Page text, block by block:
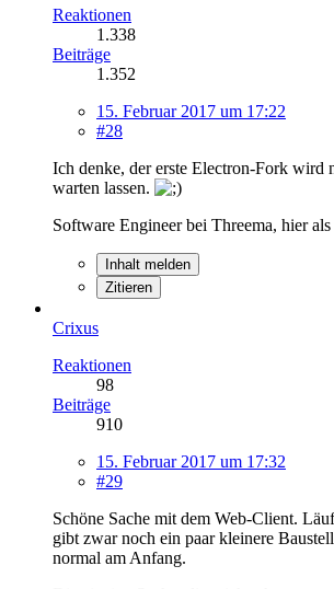
Reaktionen
1.338
Beiträge
1.352
15. Februar 2017 um 17:22
#28
Ich denke, der erste Electron-Fork wird
warten lassen.
Software Engineer bei Threema, hier
Inhalt melden
Zitieren
Crixus
Reaktionen
98
Beiträge
910
15. Februar 2017 um 17:32
#29
Schöne Sache mit dem Web-Client.
gibt zwar noch ein paar kleinere
normal am Anfang.